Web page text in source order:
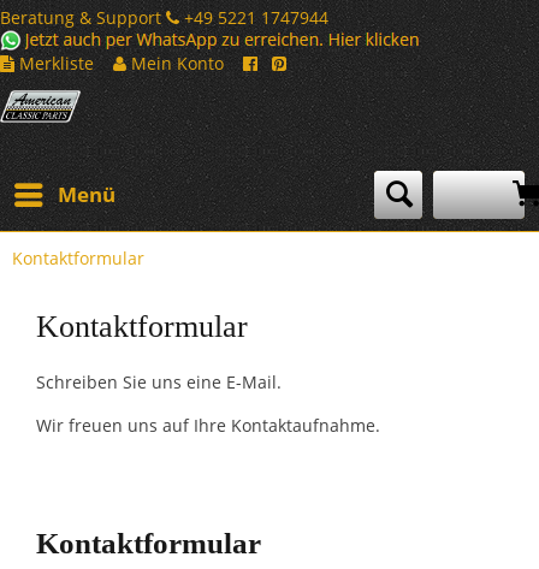
Beratung & Support
+49 5221 1747944
Merkliste
Mein Konto
Menü
Kontaktformular
Kontaktformular
Schreiben Sie uns eine E-Mail.
Wir freuen uns auf Ihre Kontaktaufnahme.
Kontaktformular